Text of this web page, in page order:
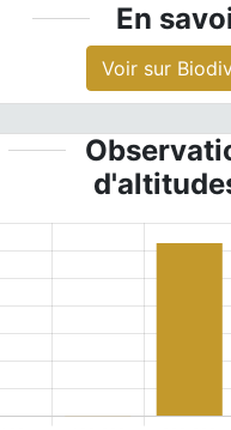
En
Voir sur